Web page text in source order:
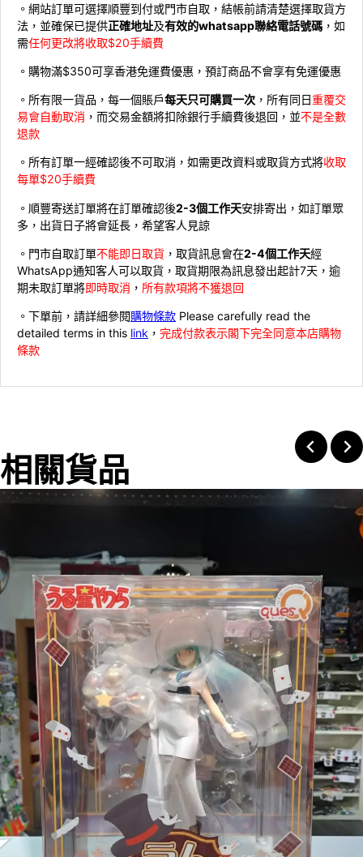
。網站訂單可選擇順豐到付或門市自取，結帳前請清楚選擇取貨方
法，並確保已提供正確地址及有效的whatsapp聯絡電話號碼 ，如
需任何更改將收取$20手續費
。購物滿$350可享香港免運費優惠，預訂商品不會享有免運優惠
。所有限一貨品，每一個賬戶每天只可購買一次 ，所有同日重覆交
易會自動取消 ，而交易金額將扣除銀行手續費後退回，並不是全數
退款
。所有訂單一經確認後不可取消，如需更改資料或取貨方式將收取
每單$20手續費
。順豐寄送訂單將在訂單確認後2-3個工作天安排寄出，如訂單眾
多，出貨日子將會延長，希望客人見諒
。門市自取訂單不能即日取貨 ，取貨訊息會在2-4個工作天經
WhatsApp通知客人可以取貨，取貨期限為訊息發出起計7天，逾
期未取訂單將即時取消 ， 所有款項將不獲退回
。下單前，請詳細參閱購物條款 Please carefully read the
detailed terms in this link ， 完成付款表示閣下完全同意本店購物
條款
相關貨品